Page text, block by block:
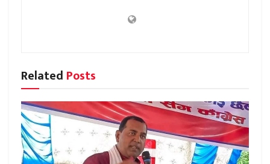
Related Posts